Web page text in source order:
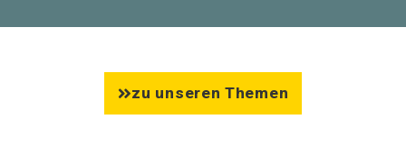
zu unseren Themen